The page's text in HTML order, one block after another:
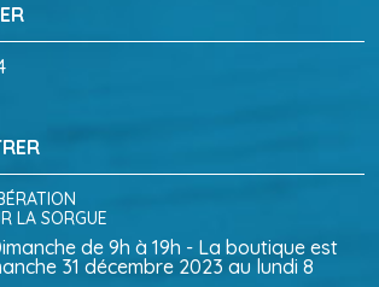
LA SORGUE
de 9h à 19h - La boutique est
31 décembre 2023 au lundi 8